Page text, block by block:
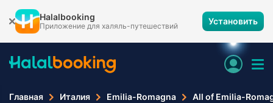
Halalbooking
Приложение для халяль-путешествий Установить
Главная Италия Emilia-Romagna All of Emilia-